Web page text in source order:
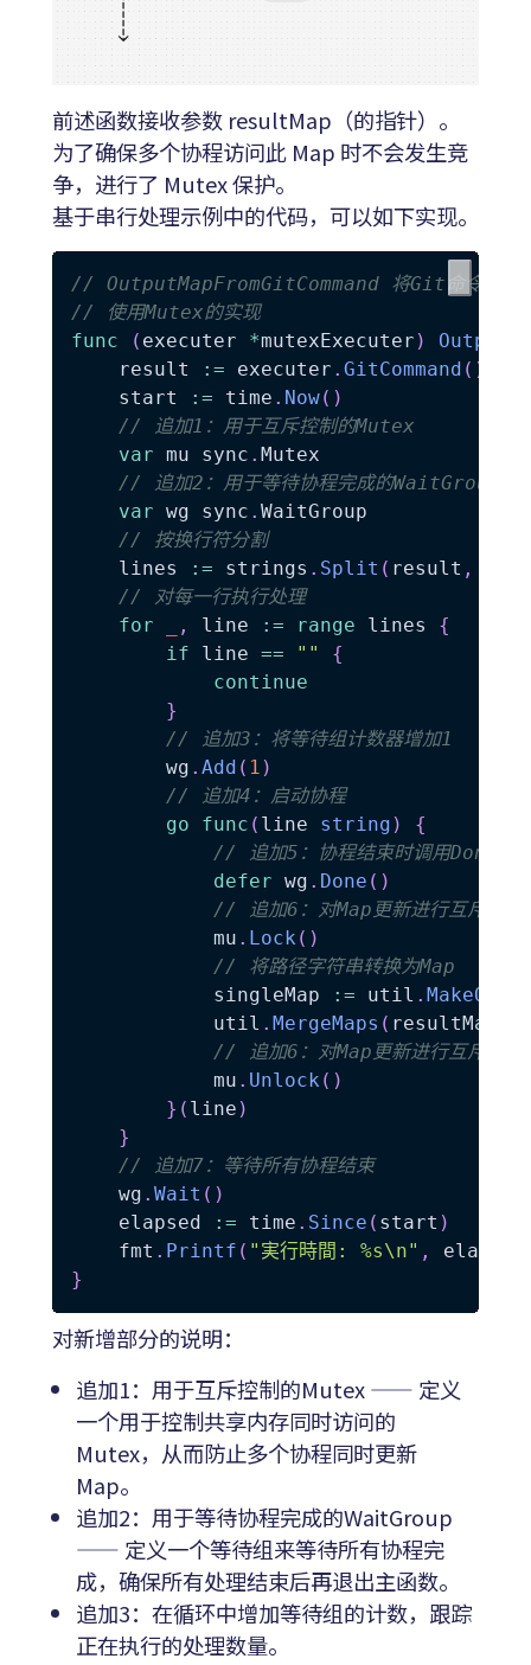
前述函数接收参数 resultMap（的指针）。
为了确保多个协程访问此 Map 时不会发生竞
争，进行了 Mutex 保护。
基于串行处理示例中的代码，可以如下实现。
// OutputMapFromGitCommand 将Git命令的结
// 使用Mutex的实现
func
( executer *mutexExecuter )
	result
:= executer . GitCommand ( )
	start
:= time . Now( )
// 追加1：用于互斥控制的Mutex
var mu sync . Mutex
// 追加2：用于等待协程完成的WaitGroup
var wg sync . WaitGroup
// 按换行符分割
	lines
:= strings . Split ( result ,
// 对每一行执行处理
for
, line := range lines {
if line == ""
{
continue
}
// 追加3：将等待组计数器增加1
		wg
. Add ( 1 )
// 追加4：启动协程
go
func ( line string )
{
// 追加5：协程结束时调用Done
defer wg . Done ( )
// 追加6：对Map更新进行互斥控制
			mu
. Lock ( )
// 将路径字符串转换为Map
			singleMap
:= util .
			util
. MergeMaps ( resultMap
// 追加6：对Map更新进行互斥控制
			mu
. Unlock ( )
} ( line )
}
// 追加7：等待所有协程结束
	wg
. Wait ( )
	elapsed
:= time . Since ( start )
	fmt
. Printf ( "実行時間: %s\n" , elapsed
}
对新增部分的说明：
追加1：用于互斥控制的Mutex —— 定义
一个用于控制共享内存同时访问的
Mutex，从而防止多个协程同时更新
Map。
追加2：用于等待协程完成的WaitGroup
—— 定义一个等待组来等待所有协程完
成，确保所有处理结束后再退出主函数。
追加3：在循环中增加等待组的计数，跟踪
正在执行的处理数量。